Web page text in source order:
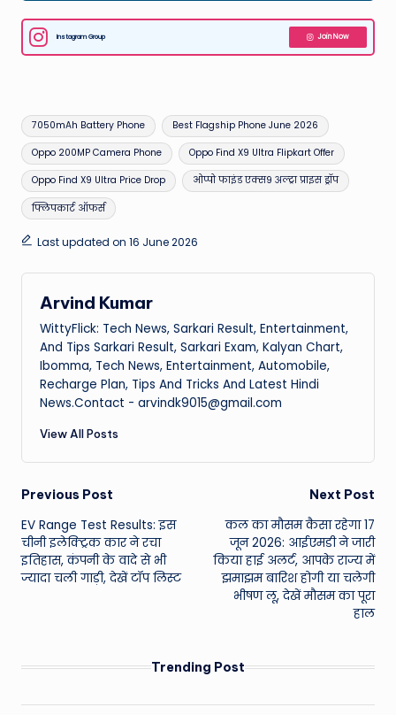
Instagram Group Join Now
Tags:
7050mAh Battery Phone Best Flagship Phone June 2026
Oppo 200MP Camera Phone Oppo Find X9 Ultra Flipkart Offer
Oppo Find X9 Ultra Price Drop ओप्पो फाइंड एक्स9 अल्ट्रा प्राइस ड्रॉप
फ्लिपकार्ट ऑफर्स
Last updated on 16 June 2026
Arvind Kumar
WittyFlick: Tech News, Sarkari Result, Entertainment,
And Tips Sarkari Result, Sarkari Exam, Kalyan Chart,
Ibomma, Tech News, Entertainment, Automobile,
Recharge Plan, Tips And Tricks And Latest Hindi
News.Contact - arvindk9015@gmail.com
View All Posts
Post
navigation
Previous Post
EV Range Test Results: इस
चीनी इलेक्ट्रिक कार ने रचा
इतिहास, कंपनी के वादे से भी
ज्यादा चली गाड़ी, देखें टॉप लिस्ट
Next Post
कल का मौसम कैसा रहेगा 17
जून 2026: आईएमडी ने जारी
किया हाई अलर्ट, आपके राज्य में
झमाझम बारिश होगी या चलेगी
भीषण लू, देखें मौसम का पूरा
हाल
Trending Post